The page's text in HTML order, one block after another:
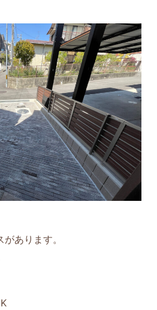
あります。